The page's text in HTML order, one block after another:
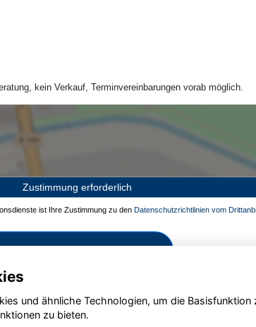
kein Verkauf, Terminvereinbarungen vorab möglich.
Zustimmung erforderlich
ist Ihre Zustimmung zu den Datenschutzrichtlinien vom
Zustimmen und aktivieren
und ähnliche Technologien, um die Basisfunktion
zu bieten.